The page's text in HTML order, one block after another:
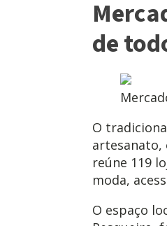
de
O
artesanato,
reúne 119
moda,
O espaço